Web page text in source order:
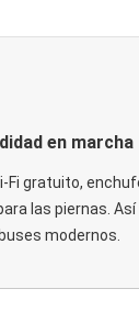
en marcha
Fi gratuito,
las piernas. Así
modernos.